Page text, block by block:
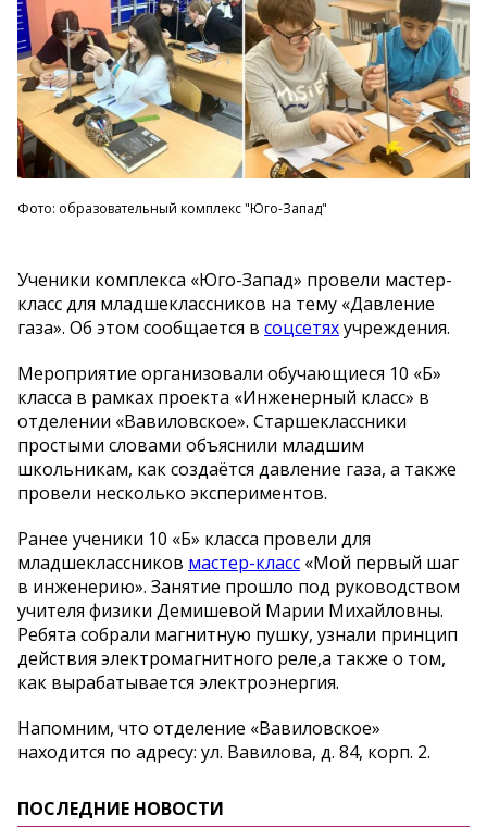
Фото: образовательный комплекс "Юго-Запад"
Ученики комплекса «Юго-Запад» провели мастер-
класс для младшеклассников на тему «Давление
газа». Об этом сообщается в соцсетяхучреждения.
Мероприятие организовали обучающиеся 10 «Б»
класса в рамках проекта «Инженерный класс» в
отделении «Вавиловское». Старшеклассники
простыми словами объяснили младшим
школьникам, как создаётся давление газа, а также
провели несколько экспериментов.
Ранее ученики 10 «Б» класса провели для
младшеклассников мастер-класс «Мой первый шаг
в инженерию». Занятие прошло под руководством
учителя физики Демишевой Марии Михайловны.
Ребята собрали магнитную пушку, узнали принцип
действия электромагнитного реле,а также о том,
как вырабатывается электроэнергия.
Напомним, что отделение «Вавиловское»
находится по адресу: ул. Вавилова, д. 84, корп. 2.
ПОСЛЕДНИЕ НОВОСТИ